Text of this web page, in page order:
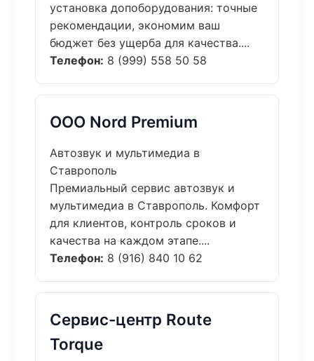
установка допоборудования: точные
рекомендации, экономим ваш
бюджет без ущерба для качества....
Телефон: 8 (999) 558 50 58
ООО Nord Premium
Автозвук и мультимедиа в
Ставрополь
Премиальный сервис автозвук и
мультимедиа в Ставрополь. Комфорт
для клиентов, контроль сроков и
качества на каждом этапе....
Телефон: 8 (916) 840 10 62
Сервис-центр Route
Torque